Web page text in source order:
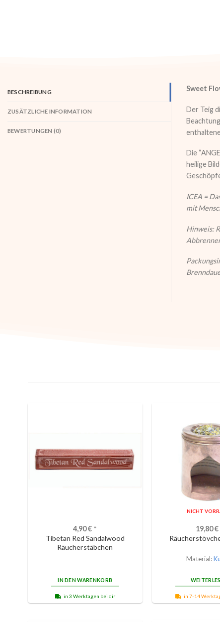
BESCHREIBUNG
ZUSÄTZLICHE INFORMATION
BEWERTUNGEN (0)
Sweet
Der Teig
Die
heilige
ICEA =
mit
Hinweis:
4,90€ *
Tibetan Red Sandalwood
Räucherstäbchen
IN DEN WARENKORB
in 3 Werktagen bei dir
NICHT
19,80€
Material:
in 7-14